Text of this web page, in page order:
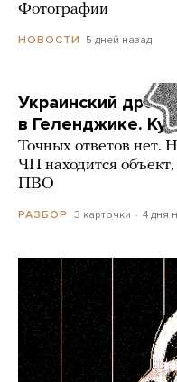
Фотографии
НОВОСТИ 5 дней назад
Украинский дрон
в Геленджике.
Точных ответов нет.
ЧП находится
ПВО
РАЗБОР 3 карточки 4 дня